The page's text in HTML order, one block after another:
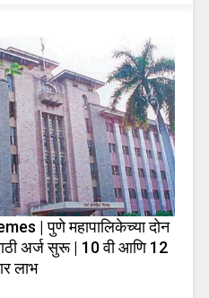
| पुणे महापालिकेच्या दोन
अर्ज सुरू | 10 वी आणि 12
लाभ